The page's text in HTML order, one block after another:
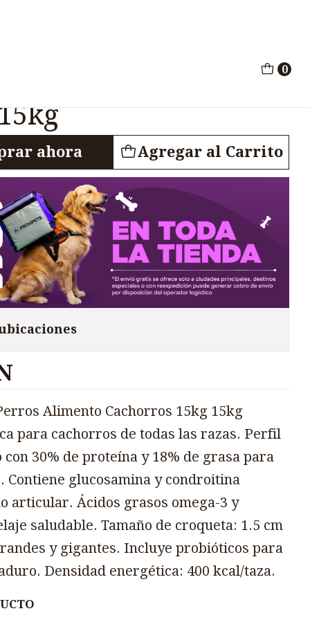
0
Agregar al Carrito
ahora
Alimento Cachorros 15kg 15kg
para cachorros de todas las razas. Perfil
30% de proteína y 18% de grasa para
Contiene glucosamina y condroitina
articular. Ácidos grasos omega-3 y
saludable. Tamaño de croqueta: 1.5 cm
y gigantes. Incluye probióticos para
Densidad energética: 400 kcal/taza.